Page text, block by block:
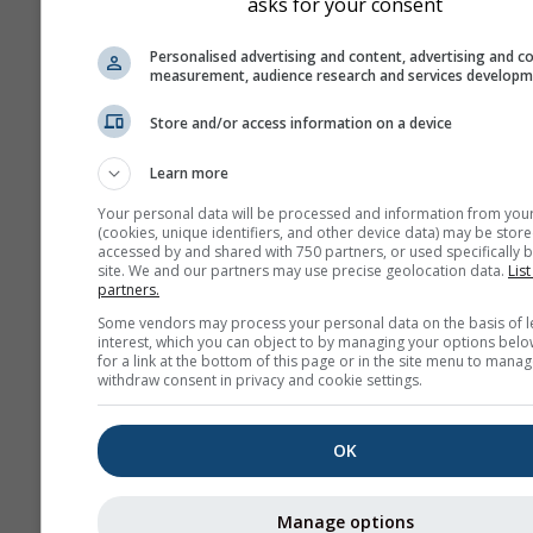
Mit Hintergrundbild
Mit Hintergrundfarbe
Kein Hintergrund:
Kein Hintergrund:
Text
Personalised advertising and content, advertising and
measurement, audience research and services
Store and/or access information on a device
Learn more
Your personal data will be processed and information from
(cookies, unique identifiers, and other device data) may be
accessed by and shared with 750 partners, or used specifically
site. We and our partners may use precise geolocation data.
partners.
Some vendors may process your personal data on the basis of
interest, which you can object to by managing your options
for a link at the bottom of this page or in the site menu to
withdraw consent in privacy and cookie settings.
OK
Manage options